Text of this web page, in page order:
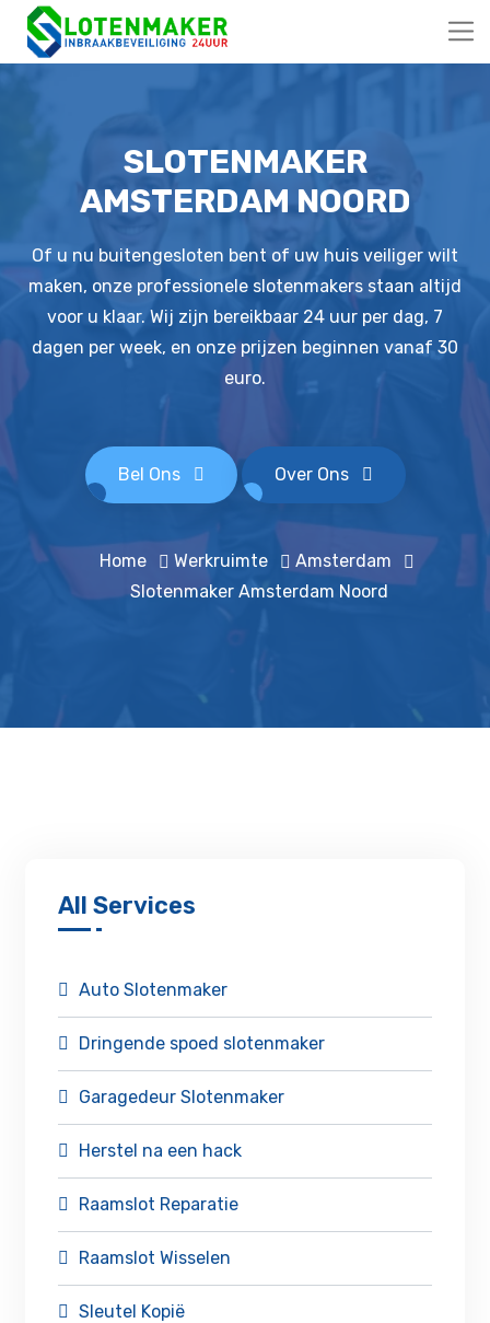
SLOTENMAKER
AMSTERDAM NOORD
Of u nu buitengesloten bent of uw huis veiliger wilt
maken, onze professionele slotenmakers staan altijd
voor u klaar. Wij zijn bereikbaar 24 uur per dag, 7
dagen per week, en onze prijzen beginnen vanaf 30
euro.
Bel Ons Over Ons
Home Werkruimte
Amsterdam
Slotenmaker Amsterdam Noord
All Services
Auto Slotenmaker
Dringende spoed slotenmaker
Garagedeur Slotenmaker
Herstel na een hack
Raamslot Reparatie
Raamslot Wisselen
Sleutel Kopië